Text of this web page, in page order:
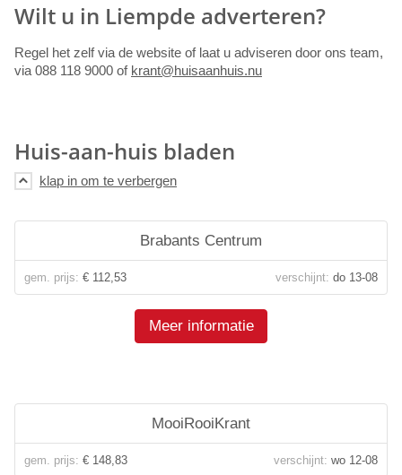
Wilt u in Liempde adverteren?
Regel het zelf via de website of laat u adviseren door ons team,
via 088 118 9000 of krant@huisaanhuis.nu
Huis-aan-huis bladen
Brabants Centrum
gem. prijs: € 112,53 verschijnt: do 13-08
Meer informatie
MooiRooiKrant
gem. prijs: € 148,83 verschijnt: wo 12-08